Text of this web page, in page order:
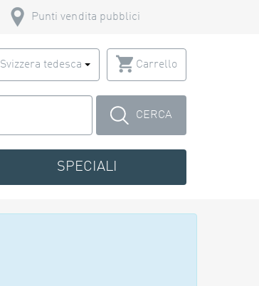
Punti vendita pubblici
Svizzera tedesca Carrello
CERCA
SPECIALI